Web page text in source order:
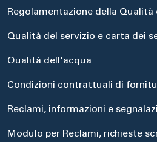
Regolamentazione della
Qualità del servizio e carta dei
Qualità dell'acqua
Condizioni contrattuali di
Reclami, informazioni e
Modulo per Reclami, richieste